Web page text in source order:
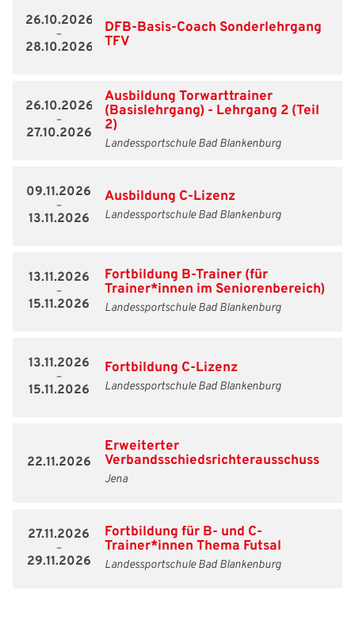
26.10.2026
–
28.10.2026
DFB-Basis-Coach Sonderlehrgang
TFV
26.10.2026
–
27.10.2026
Ausbildung Torwarttrainer
(Basislehrgang) - Lehrgang 2 (Teil
2)
Landessportschule Bad Blankenburg
09.11.2026
–
13.11.2026
Ausbildung C-Lizenz
Landessportschule Bad Blankenburg
13.11.2026
–
15.11.2026
Fortbildung B-Trainer (für
Trainer*innen im Seniorenbereich)
Landessportschule Bad Blankenburg
13.11.2026
–
15.11.2026
Fortbildung C-Lizenz
Landessportschule Bad Blankenburg
22.11.2026
Erweiterter
Verbandsschiedsrichterausschuss
Jena
27.11.2026
–
29.11.2026
Fortbildung für B- und C-
Trainer*innen Thema Futsal
Landessportschule Bad Blankenburg
Aktuelle Seite als Lesezeichen speichern